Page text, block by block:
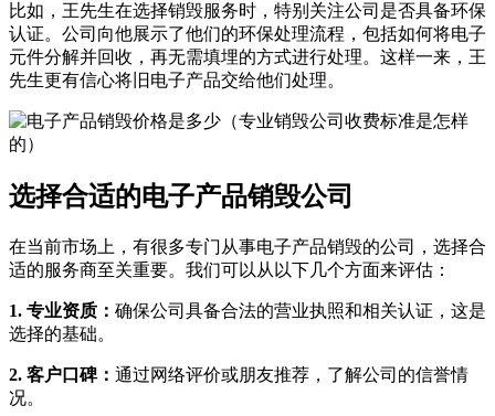
比如，王先生在选择销毁服务时，特别关注公司是否具备环保
认证。公司向他展示了他们的环保处理流程，包括如何将电子
元件分解并回收，再无需填埋的方式进行处理。这样一来，王
先生更有信心将旧电子产品交给他们处理。
选择合适的电子产品销毁公司
在当前市场上，有很多专门从事电子产品销毁的公司，选择合
适的服务商至关重要。我们可以从以下几个方面来评估：
1. 专业资质： 确保公司具备合法的营业执照和相关认证，这是
选择的基础。
2. 客户口碑： 通过网络评价或朋友推荐，了解公司的信誉情
况。